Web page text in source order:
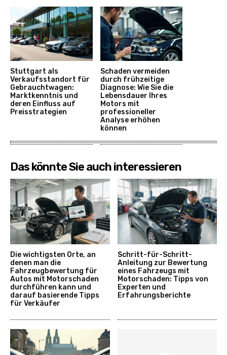
Stuttgart als
Verkaufsstandort für
Gebrauchtwagen:
Marktkenntnis und
deren Einfluss auf
Preisstrategien
Schaden vermeiden
durch frühzeitige
Diagnose: Wie Sie die
Lebensdauer Ihres
Motors mit
professioneller
Analyse erhöhen
können
Das könnte Sie auch interessieren
Die wichtigsten Orte, an
denen man die
Fahrzeugbewertung für
Autos mit Motorschaden
durchführen kann und
darauf basierende Tipps
für Verkäufer
Schritt-für-Schritt-
Anleitung zur Bewertung
eines Fahrzeugs mit
Motorschaden: Tipps von
Experten und
Erfahrungsberichte